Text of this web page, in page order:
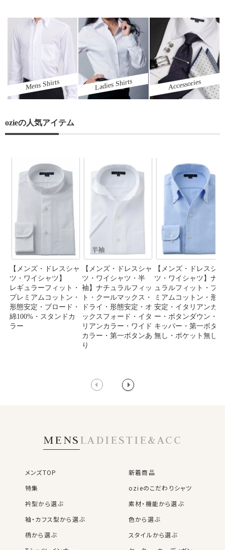
Mens Shirts Ladies Shirts Accessories
ozieの人気アイテム
【メンズ・ドレスシャ
ツ・ワイシャツ】
レギュラーフィット・
プレミアムコットン・
形態安定・ブロード・
綿100%・スタンドカ
ラー
【メンズ・ドレスシャ
ツ・ワイシャツ・半
袖】ナチュラルフィッ
ト・クールマックス・
ドライ・形態安定・オ
ックスフォード・イタ
リアンカラー・ワイド
カラー・第一ボタンあ
り
【メンズ・ドレスシャ
ツ・ワイシャツ】ナチ
ュラルフィット・プレ
ミアムコットン・形態
安定・イタリアンカラ
ー・ボタンダウン・ス
キッパー・第一ボタン
無し・ポケット無し
MENSLADIESTIE&ACC
メンズTOP
新着商品
特集
ozieのこだわりシャツ
衿型から選ぶ
素材・機能から選ぶ
袖・カフス型から選ぶ
色から選ぶ
柄から選ぶ
スタイルから選ぶ